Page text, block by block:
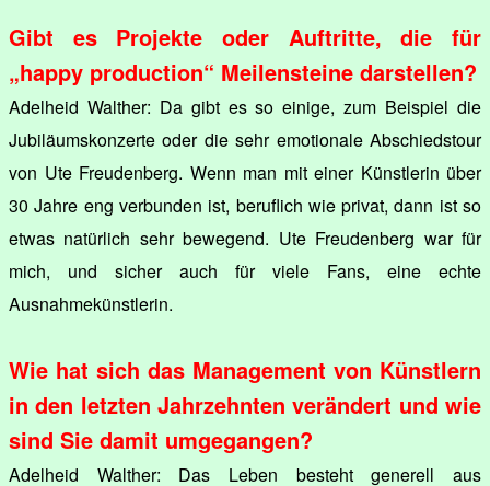
Gibt es Projekte oder Auftritte, die für
„happy production“ Meilensteine darstellen?
Adelheid Walther: Da gibt es so einige, zum Beispiel die
Jubiläumskonzerte oder die sehr emotionale Abschiedstour
von Ute Freudenberg. Wenn man mit einer Künstlerin über
30 Jahre eng verbunden ist, beruflich wie privat, dann ist so
etwas natürlich sehr bewegend. Ute Freudenberg war für
mich, und sicher auch für viele Fans, eine echte
Ausnahmekünstlerin.
Wie hat sich das Management von Künstlern
in den letzten Jahrzehnten verändert und wie
sind Sie damit umgegangen?
Adelheid Walther: Das Leben besteht generell aus